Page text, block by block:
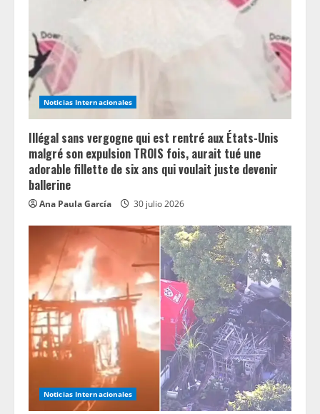
Noticias Internacionales
Illégal sans vergogne qui est rentré aux États-Unis
malgré son expulsion TROIS fois, aurait tué une
adorable fillette de six ans qui voulait juste devenir
ballerine
Ana Paula García 30 julio 2026
Noticias Internacionales